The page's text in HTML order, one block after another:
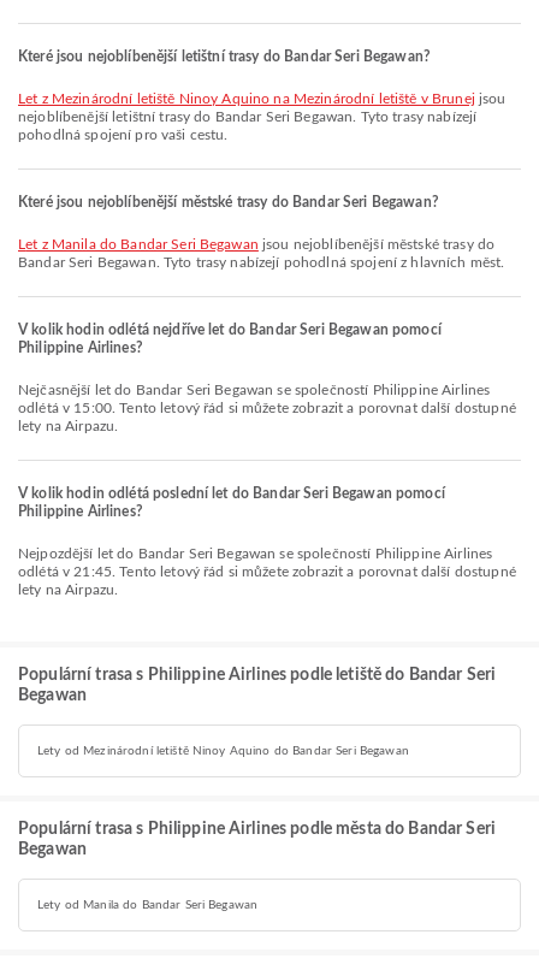
Které jsou nejoblíbenější letištní trasy do Bandar Seri Begawan?
let z Mezinárodní letiště Ninoy Aquino na Mezinárodní letiště v Brunej jsou
nejoblíbenější letištní trasy do Bandar Seri Begawan. Tyto trasy nabízejí
pohodlná spojení pro vaši cestu.
Které jsou nejoblíbenější městské trasy do Bandar Seri Begawan?
let z Manila do Bandar Seri Begawan jsou nejoblíbenější městské trasy do
Bandar Seri Begawan. Tyto trasy nabízejí pohodlná spojení z hlavních měst.
V kolik hodin odlétá nejdříve let do Bandar Seri Begawan pomocí
Philippine Airlines?
Nejčasnější let do Bandar Seri Begawan se společností Philippine Airlines
odlétá v 15:00. Tento letový řád si můžete zobrazit a porovnat další dostupné
lety na Airpazu.
V kolik hodin odlétá poslední let do Bandar Seri Begawan pomocí
Philippine Airlines?
Nejpozdější let do Bandar Seri Begawan se společností Philippine Airlines
odlétá v 21:45. Tento letový řád si můžete zobrazit a porovnat další dostupné
lety na Airpazu.
Populární trasa s Philippine Airlines podle letiště do Bandar Seri
Begawan
Lety od Mezinárodní letiště Ninoy Aquino do Bandar Seri Begawan
Populární trasa s Philippine Airlines podle města do Bandar Seri
Begawan
Lety od Manila do Bandar Seri Begawan